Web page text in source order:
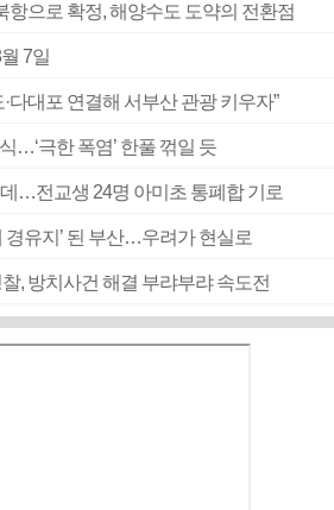
항으로 확정, 해양수도 도약의 전환점
7일
다대포 연결해 서부산 관광 키우자”
…‘극한 폭염’ 한풀 꺾일 듯
…전교생 24명 아미초 통폐합 기로
경유지’ 된 부산…우려가 현실로
, 방치사건 해결 부랴부랴 속도전